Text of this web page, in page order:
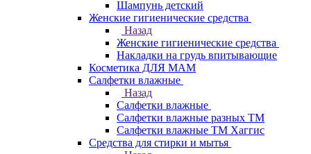
Шампунь детский
Женские гигиенические средства
Назад
Женские гигиенические средства
Накладки на грудь впитывающие
Косметика ДЛЯ МАМ
Салфетки влажные
Назад
Салфетки влажные
Салфетки влажные разных ТМ
Салфетки влажные ТМ Хаггис
Средства для стирки и мытья